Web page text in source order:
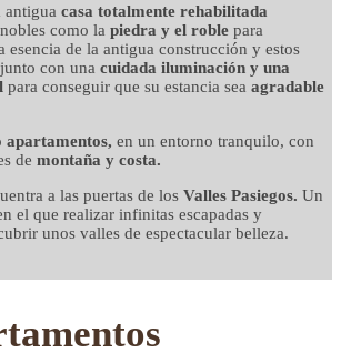
antigua casa totalmente rehabilitada
como la piedra y el roble para
esencia de la antigua construcción y estos
con una cuidada iluminación y una
para conseguir que su estancia sea agradable
apartamentos, en un entorno tranquilo, con
de montaña y costa.
a las puertas de los Valles Pasiegos. Un
el que realizar infinitas escapadas y
unos valles de espectacular belleza.